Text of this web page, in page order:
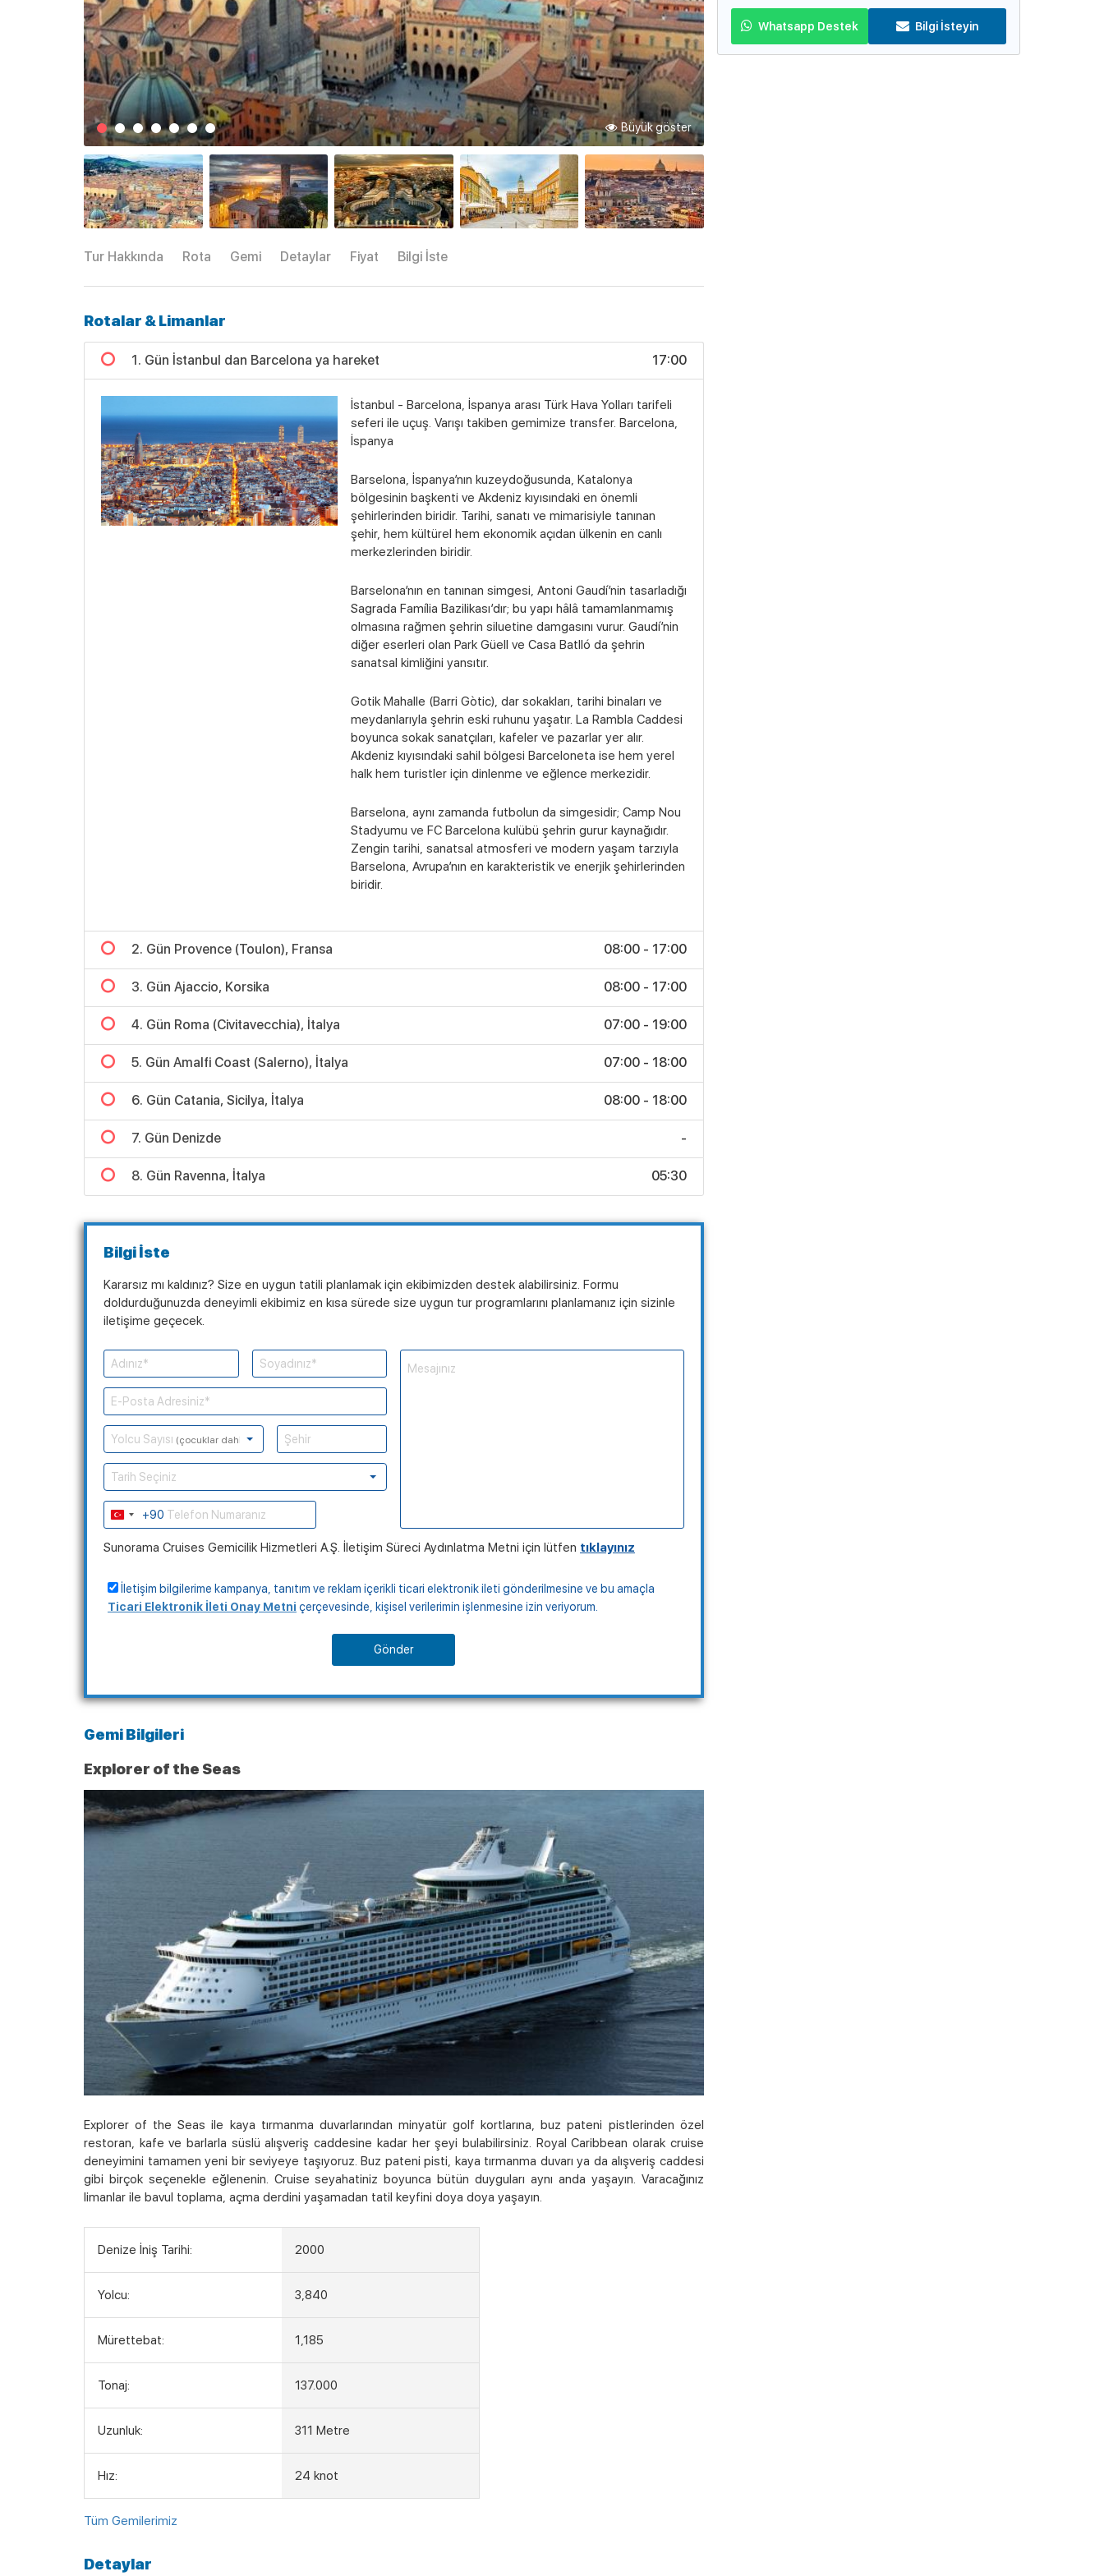
Büyük göster
Tur Hakkında Rota Gemi Detaylar Fiyat Bilgi İste
Rotalar & Limanlar
1. Gün İstanbul dan Barcelona ya hareket 17:00
İstanbul - Barcelona, İspanya arası Türk Hava Yolları tarifeli
seferi ile uçuş. Varışı takiben gemimize transfer. Barcelona,
İspanya
Barselona, İspanya’nın kuzeydoğusunda, Katalonya
bölgesinin başkenti ve Akdeniz kıyısındaki en önemli
şehirlerinden biridir. Tarihi, sanatı ve mimarisiyle tanınan
şehir, hem kültürel hem ekonomik açıdan ülkenin en canlı
merkezlerinden biridir.
Barselona’nın en tanınan simgesi, Antoni Gaudí’nin tasarladığı
Sagrada Família Bazilikası’dır; bu yapı hâlâ tamamlanmamış
olmasına rağmen şehrin siluetine damgasını vurur. Gaudí’nin
diğer eserleri olan Park Güell ve Casa Batlló da şehrin
sanatsal kimliğini yansıtır.
Gotik Mahalle (Barri Gòtic), dar sokakları, tarihi binaları ve
meydanlarıyla şehrin eski ruhunu yaşatır. La Rambla Caddesi
boyunca sokak sanatçıları, kafeler ve pazarlar yer alır.
Akdeniz kıyısındaki sahil bölgesi Barceloneta ise hem yerel
halk hem turistler için dinlenme ve eğlence merkezidir.
Barselona, aynı zamanda futbolun da simgesidir; Camp Nou
Stadyumu ve FC Barcelona kulübü şehrin gurur kaynağıdır.
Zengin tarihi, sanatsal atmosferi ve modern yaşam tarzıyla
Barselona, Avrupa’nın en karakteristik ve enerjik şehirlerinden
biridir.
2. Gün Provence (Toulon), Fransa 08:00 - 17:00
3. Gün Ajaccio, Korsika 08:00 - 17:00
4. Gün Roma (Civitavecchia), İtalya 07:00 - 19:00
5. Gün Amalfi Coast (Salerno), İtalya 07:00 - 18:00
6. Gün Catania, Sicilya, İtalya 08:00 - 18:00
7. Gün Denizde -
8. Gün Ravenna, İtalya 05:30
Bilgi İste
Kararsız mı kaldınız? Size en uygun tatili planlamak için ekibimizden destek alabilirsiniz. Formu
doldurduğunuzda deneyimli ekibimiz en kısa sürede size uygun tur programlarını planlamanız için sizinle
iletişime geçecek.
Yolcu Sayısı (çocuklar dahil)
Tarih Seçiniz
Turkey+90
Sunorama Cruises Gemicilik Hizmetleri A.Ş. İletişim Süreci Aydınlatma Metni için lütfen tıklayınız
İletişim bilgilerime kampanya, tanıtım ve reklam içerikli ticari elektronik ileti gönderilmesine ve bu amaçla
Ticari Elektronik İleti Onay Metni çerçevesinde, kişisel verilerimin işlenmesine izin veriyorum.
Gönder
Gemi Bilgileri
Explorer of the Seas
Explorer of the Seas ile kaya tırmanma duvarlarından minyatür golf kortlarına, buz pateni pistlerinden özel
restoran, kafe ve barlarla süslü alışveriş caddesine kadar her şeyi bulabilirsiniz. Royal Caribbean olarak cruise
deneyimini tamamen yeni bir seviyeye taşıyoruz. Buz pateni pisti, kaya tırmanma duvarı ya da alışveriş caddesi
gibi birçok seçenekle eğlenenin. Cruise seyahatiniz boyunca bütün duyguları aynı anda yaşayın. Varacağınız
limanlar ile bavul toplama, açma derdini yaşamadan tatil keyfini doya doya yaşayın.
Denize İniş Tarihi: 2000
Yolcu: 3,840
Mürettebat: 1,185
Tonaj: 137.000
Uzunluk: 311 Metre
Hız: 24 knot
Tüm Gemilerimiz
Detaylar
Whatsapp Destek Bilgi İsteyin